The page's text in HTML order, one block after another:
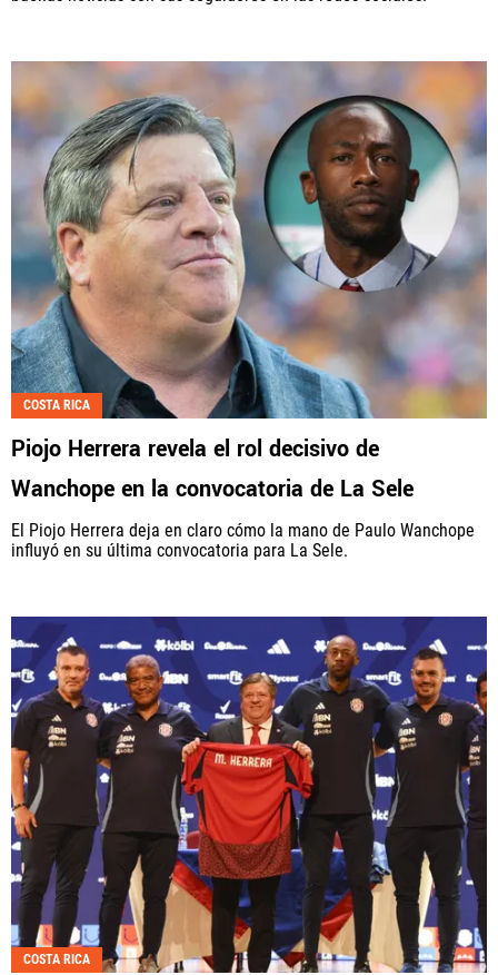
COSTA RICA
Piojo Herrera revela el rol decisivo de
Wanchope en la convocatoria de La Sele
El Piojo Herrera deja en claro cómo la mano de Paulo Wanchope
influyó en su última convocatoria para La Sele.
COSTA RICA